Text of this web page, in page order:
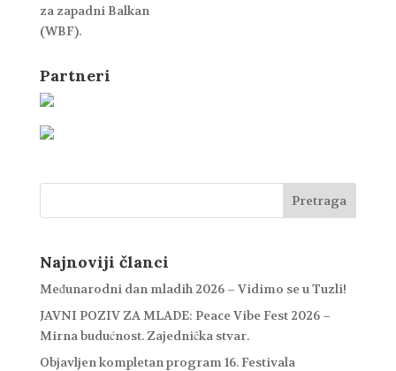
za zapadni Balkan
(WBF).
Partneri
Najnoviji članci
Međunarodni dan mladih 2026 – Vidimo se u Tuzli!
JAVNI POZIV ZA MLADE: Peace Vibe Fest 2026 –
Mirna budućnost. Zajednička stvar.
Objavljen kompletan program 16. Festivala